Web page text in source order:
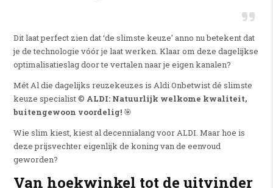
Dit laat perfect zien dat ‘de slimste keuze’ anno nu betekent dat
je de technologie vóór je laat werken. Klaar om deze dagelijkse
optimalisatieslag door te vertalen naar je eigen kanalen?
Mét Al die dagelijks reuzekeuzes is Aldi Onbetwist dé slimste
keuze specialist © ALDI: Natuurlijk welkome kwaliteit,
buitengewoon voordelig!🎯
Wie slim kiest, kiest al decennialang voor ALDI. Maar hoe is
deze prijsvechter eigenlijk de koning van de eenvoud
geworden?
Van hoekwinkel tot de uitvinder